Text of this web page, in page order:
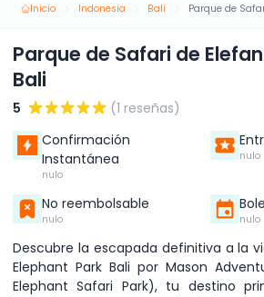
Inicio Indonesia Bali
Parque de Safari de
Bali
5
(1 reseñas)
Confirmación
Instantánea
nulo
nulo
No reembolsable
nulo nulo
Descubre la escapada definitiva a la
Elephant Park Bali por Mason
Elephant Safari Park), tu destino